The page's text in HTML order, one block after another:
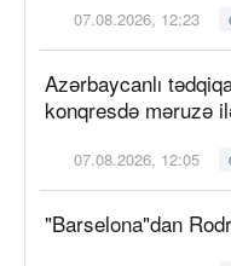
07.08.2026, 12:23
Azərbaycanlı
konqresdə məruzə
07.08.2026, 12:05
"Barselona"dan